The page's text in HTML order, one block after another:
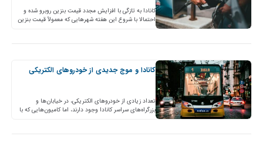
کانادا به تازگی با افزایش مجدد قیمت بنزین روبرو شده و
احتمالا با شروع این هفته شهرهایی که معمولاً قیمت بنزین
کانادا و موج جدیدی از خودروهای الکتریکی
تعداد زیادی از خودروهای الکتریکی، در خیابان‌ها و
بزرگراه‌های سراسر کانادا وجود دارند، اما کامیون‌هایی که با